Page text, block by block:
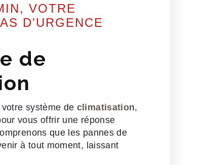
VOTRE
D'URGENCE
de
système de climatisation,
vous offrir une réponse
que les pannes de
à tout moment, laissant